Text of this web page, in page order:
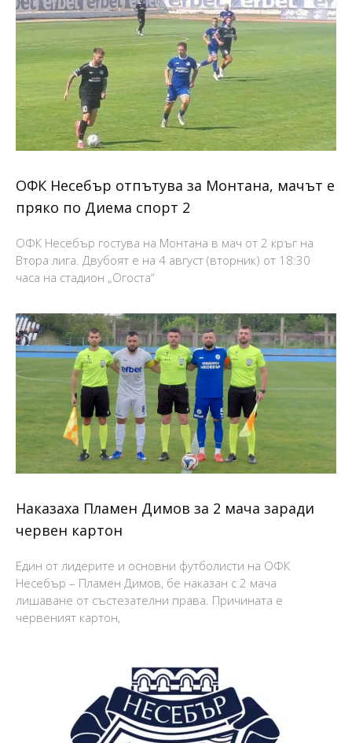
ОФК Несебър отпътува за Монтана, мачът е
пряко по Диема спорт 2
ОФК Несебър гостува на Монтана в мач от 2 кръг на
Втора лига. Двубоят е на 4 август (вторник) от 18:30
часа на стадион „Огоста“
Наказаха Пламен Димов за 2 мача заради
червен картон
Един от лидерите и основни футболисти на ОФК
Несебър – Пламен Димов, бе наказан с 2 мача
лишаване от състезателни права. Причината е
червеният картон,